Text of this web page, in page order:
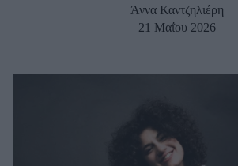
Άννα Καντζηλιέρη
21 Μαΐου 2026